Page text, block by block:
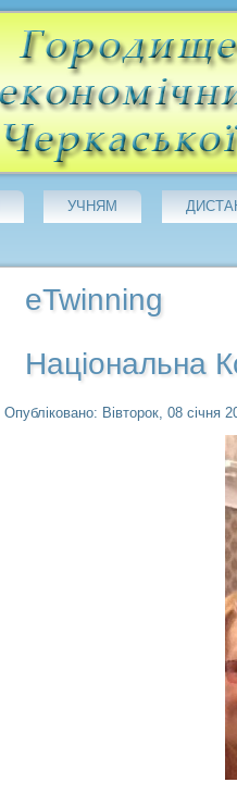
УЧНЯМ
eTwinning
Національна
Опубліковано: Вівторок, 08 січня